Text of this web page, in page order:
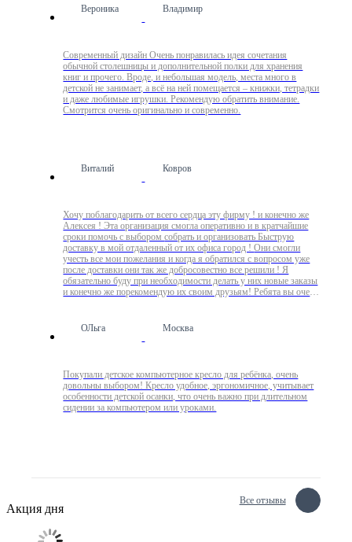
Вероника Владимир
Современный дизайн Очень понравилась идея сочетания
обычной столешницы и дополнительной полки для хранения
книг и прочего. Вроде, и небольшая модель, места много в
детской не занимает, а всё на ней помещается – книжки, тетрадки
и даже любимые игрушки. Рекомендую обратить внимание.
Смотрится очень оригинально и современно.
Виталий Ковров
Хочу поблагодарить от всего сердца эту фирму ! и конечно же
Алексея ! Эта организация смогла оперативно и в кратчайшие
сроки помочь с выбором собрать и организовать Быструю
доставку в мой отдаленный от их офиса город ! Они смогли
учесть все мои пожелания и когда я обратился с вопросом уже
после доставки они так же добросовестно все решили ! Я
обязательно буду при необходимости делать у них новые заказы
и конечно же порекомендую их своим друзьям! Ребята вы очень
ОЛьга Москва
Покупали детское компьютерное кресло для ребёнка, очень
довольны выбором! Кресло удобное, эргономичное, учитывает
особенности детской осанки, что очень важно при длительном
сидении за компьютером или уроками.
Все отзывы
Акция дня